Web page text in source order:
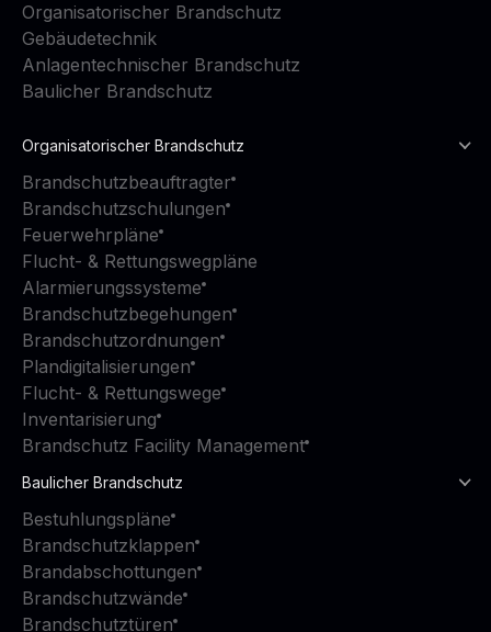
Organisatorischer Brandschutz
Gebäudetechnik
Anlagentechnischer Brandschutz
Baulicher Brandschutz
Organisatorischer Brandschutz
Brandschutzbeauftragter
Brandschutzschulungen
Feuerwehrpläne
Flucht- & Rettungswegpläne
Alarmierungssysteme
Brandschutzbegehungen
Brandschutzordnungen
Plandigitalisierungen
Flucht- & Rettungswege
Inventarisierung
Brandschutz Facility Management
Baulicher Brandschutz
Bestuhlungspläne
Brandschutzklappen
Brandabschottungen
Brandschutzwände
Brandschutztüren